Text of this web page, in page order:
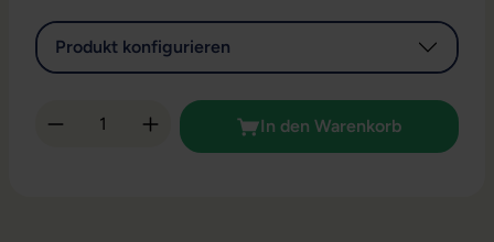
Produkt konfigurieren
Produkt Anzahl: Gib den gewünschten
In den Warenkorb